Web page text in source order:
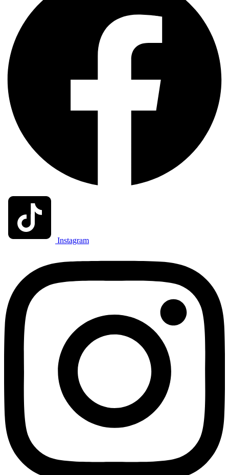
Instagram